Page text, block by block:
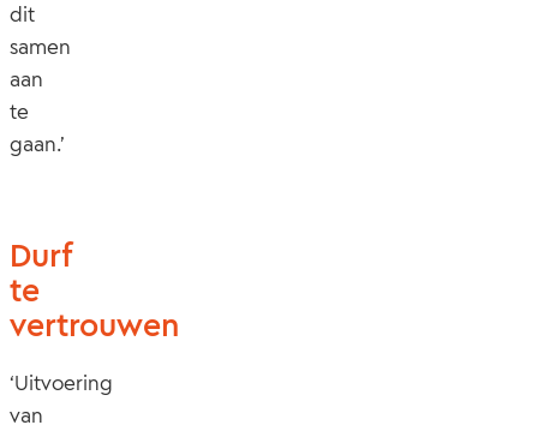
dit
samen
aan
te
gaan.’
Durf
te
vertrouwen
‘Uitvoering
van